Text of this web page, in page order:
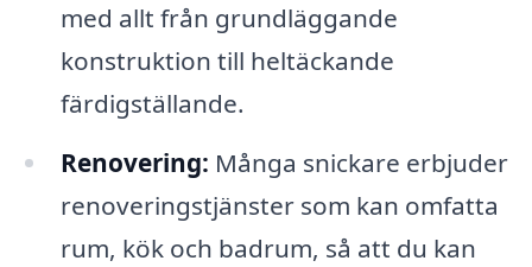
med allt från grundläggande
konstruktion till heltäckande
färdigställande.
Renovering: Många snickare erbjuder
renoveringstjänster som kan omfatta
rum, kök och badrum, så att du kan